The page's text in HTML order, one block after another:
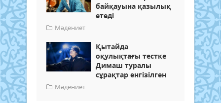
байқауына қазылық
етеді
Мәдениет
Қытайда
оқулықтағы тестке
Димаш туралы
сұрақтар енгізілген
Мәдениет